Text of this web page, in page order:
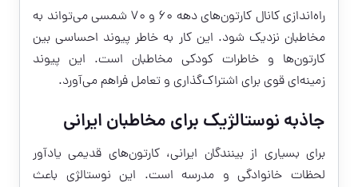
راه‌اندازی کانال کارتون‌های دهه ۶۰ و ۷۰ شمسی می‌تواند به
مخاطبان نزدیک شود. این کار به خاطر پیوند احساسی بین
کارتون‌ها و خاطرات کودکی مخاطبان است. این پیوند
زمینه‌ای قوی برای اشتراک‌گذاری و تعامل فراهم می‌آورد.
جاذبه نوستالژیک برای مخاطبان ایرانی
برای بسیاری از بینندگان ایرانی، کارتون‌های قدیمی یادآور
لحظات خانوادگی و مدرسه است. این نوستالژی باعث